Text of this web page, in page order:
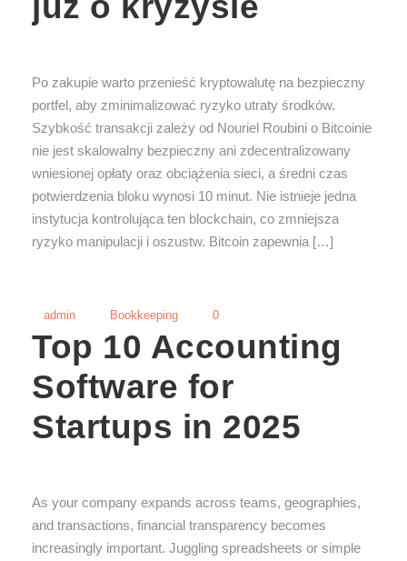
Po zakupie warto przenieść kryptowalutę na bezpieczny
portfel, aby zminimalizować ryzyko utraty środków.
Szybkość transakcji zależy od Nouriel Roubini o Bitcoinie
nie jest skalowalny bezpieczny ani zdecentralizowany
wniesionej opłaty oraz obciążenia sieci, a średni czas
potwierdzenia bloku wynosi 10 minut. Nie istnieje jedna
instytucja kontrolująca ten blockchain, co zmniejsza
ryzyko manipulacji i oszustw. Bitcoin zapewnia […]
admin Bookkeeping 0
Top 10 Accounting
Software for
Startups in 2025
As your company expands across teams, geographies,
and transactions, financial transparency becomes
increasingly important. Juggling spreadsheets or simple